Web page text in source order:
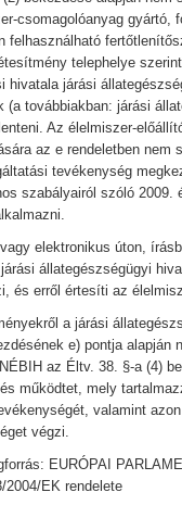
csomagolóanyag gyártó,
felhasználható
telephelye
hivatala járási
(a továbbiakban: járási
Az élelmiszer-
az e rendeletben nem
tevékenység
szabályairól szóló 2009.
elektronikus úton,
állategészségügyi
és erről értesíti az
a járási
e) pontja alapján
az Éltv. 38. §-a (4)
működtet, mely
valamint
végzi.
EURÓPAI
2004/EK rendelete